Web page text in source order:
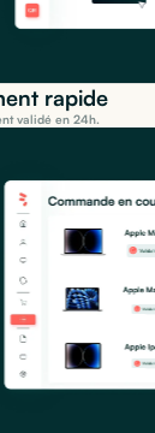
rapide
validé en 24h.